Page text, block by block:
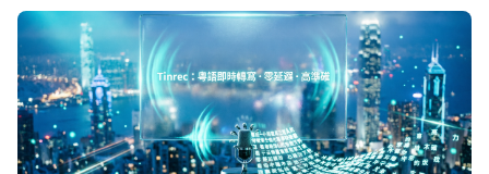
選出最適合且可靠的工具。